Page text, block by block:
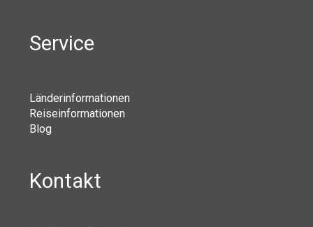
Service
Länderinformationen
Reiseinformationen
Blog
Kontakt